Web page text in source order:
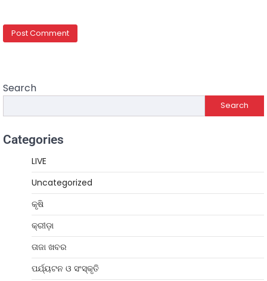
Search
Search
Categories
LIVE
Uncategorized
କୃଷି
କ୍ରୀଡ଼ା
ତାଜା ଖବର
ପର୍ଯ୍ୟଟନ ଓ ସଂସ୍କୃତି